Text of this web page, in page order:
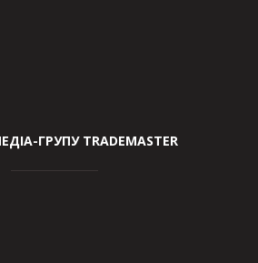
ГРУПУ TRADEMASTER